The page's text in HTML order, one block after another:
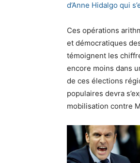
d’Anne Hidalgo qui
Ces opérations
et démocratiques
témoignent les
encore moins dans
de ces élections
populaires devra
mobilisation contre